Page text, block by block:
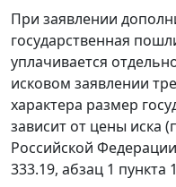
При заявлении
государственная
уплачивается
исковом заявлении
характера размер
зависит от цены иска
Российской
333.19, абзац 1 пункта